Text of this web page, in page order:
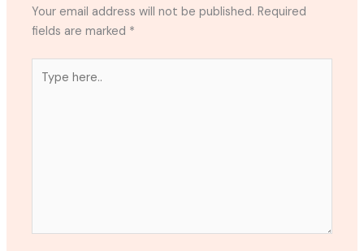
Your email address will not be published. Required
fields are marked *
here..